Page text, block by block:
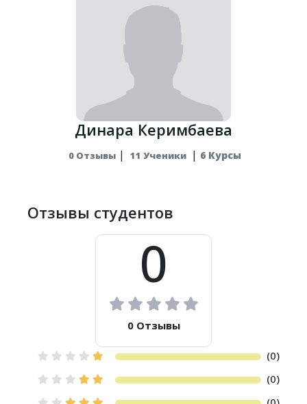
Динара Керимбаева
0 Отзывы | 11 Ученики | 6 Курсы
Отзывы студентов
0
0 Отзывы
(0)
(0)